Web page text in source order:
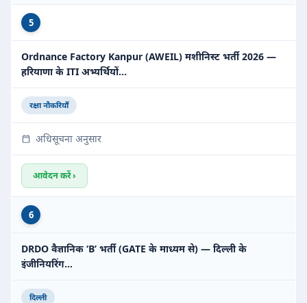
5
Ordnance Factory Kanpur (AWEIL) मशीनिस्ट भर्ती 2026 —
हरियाणा के ITI अभ्यर्थियों…
रक्षा नौकरियाँ
अधिसूचना अनुसार
आवेदन करें ›
6
DRDO वैज्ञानिक ‘B’ भर्ती (GATE के माध्यम से) — दिल्ली के
इंजीनियरिंग…
दिल्ली